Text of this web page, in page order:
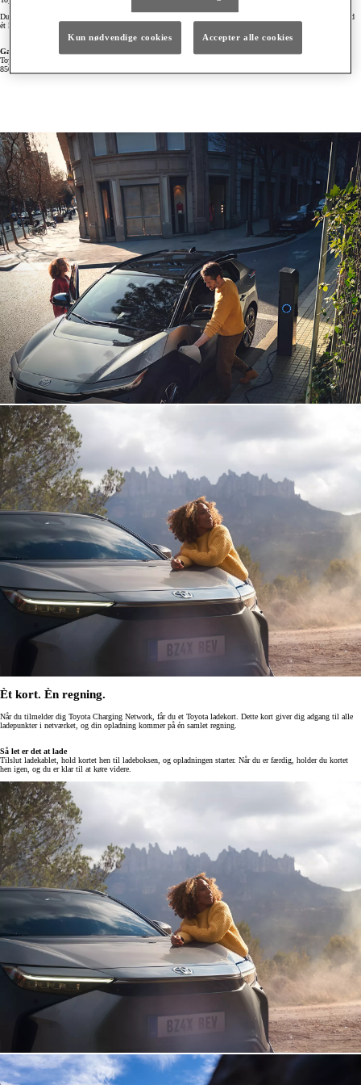
Du slipper for besværet med mange forskellige ladekort og apps. Du får nemt adgang til alle ladepunkter med
ét kort og alle opladninger bliver samlet til dig på en enkelt regning.
Gælder i hele Europa
Toyota Charging Network udvikles hele tiden, så du får endnu flere ladepunkter at vælge imellem. Med over
850.000 ladepunkter i Europa er du altid tæt på en lademulighed.
Èt kort. Èn regning.
Når du tilmelder dig Toyota Charging Network, får du et Toyota ladekort. Dette kort giver dig adgang til alle
ladepunkter i netværket, og din opladning kommer på én samlet regning.
Så let er det at lade
Tilslut ladekablet, hold kortet hen til ladeboksen, og opladningen starter. Når du er færdig, holder du kortet
hen igen, og du er klar til at køre videre.
Kun nødvendige cookies Accepter alle cookies